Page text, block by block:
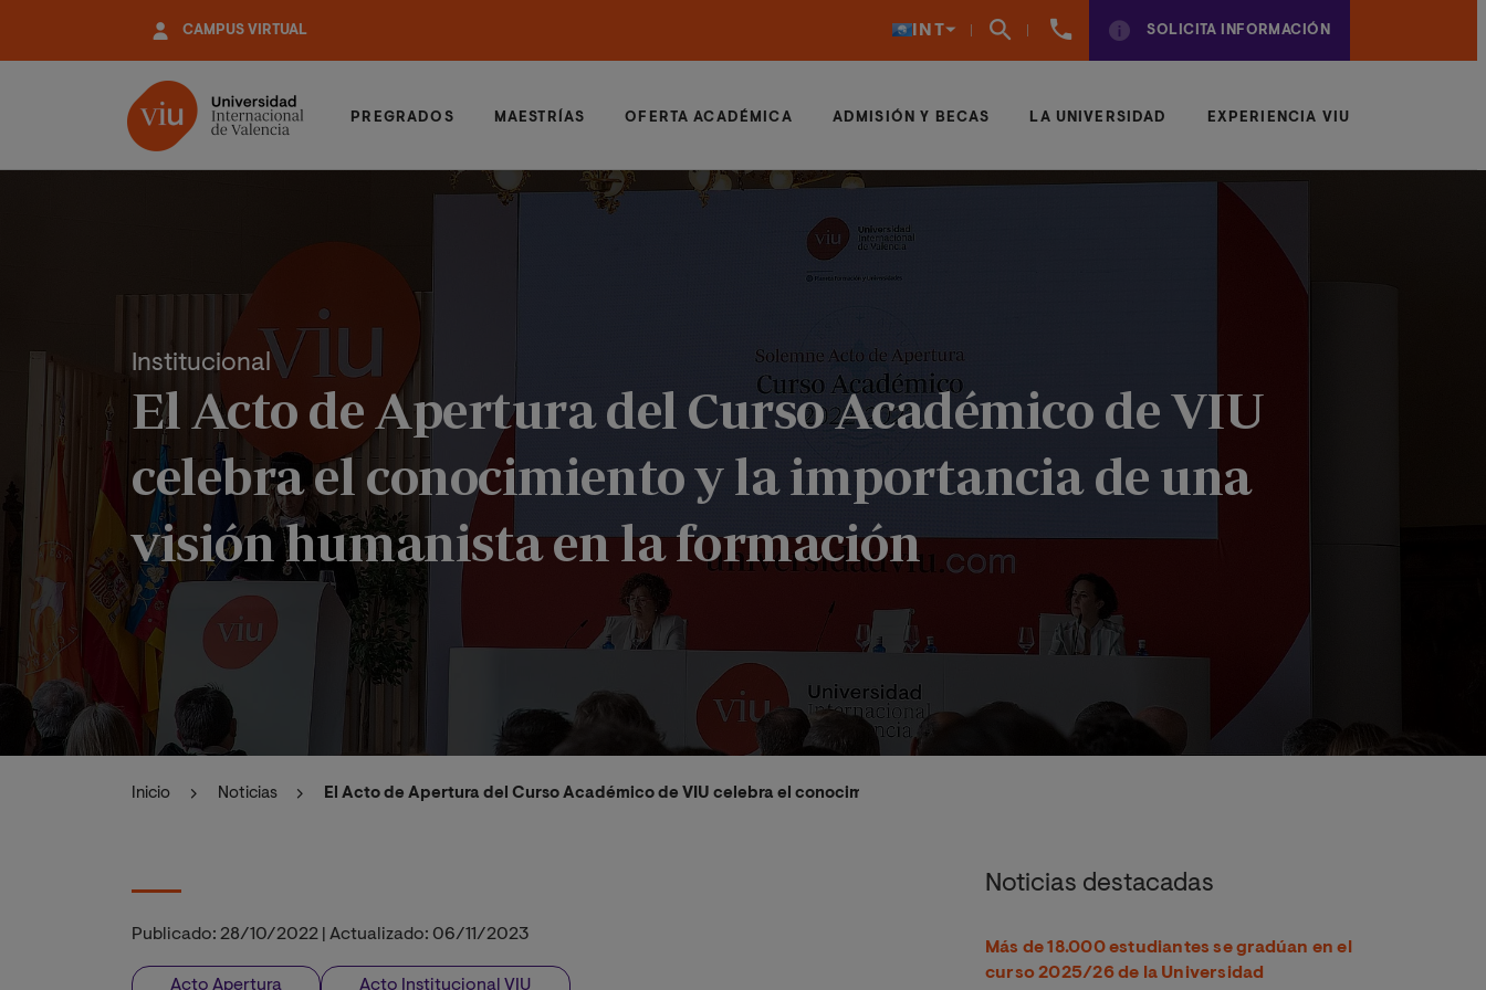
contenido
CAMPUS VIRTUAL INT
961
SOLICITA INFORMACIÓN
PREGRADOS MAESTRÍAS OFERTA ACADÉMICA ADMISIÓN Y BECAS LA UNIVERSIDAD EXPERIENCIA VIU
Institucional
El Acto de Apertura del Curso Académico de VIU
celebra el conocimiento y la importancia de una
visión humanista en la formación
Inicio Noticias El Acto de Apertura del Curso Académico de VIU celebra el conocimiento y la importancia de una visión humanista en la formación
Publicado: 28/10/2022 Actualizado: 06/11/2023
Acto Apertura Acto Institucional VIU
Noticias destacadas
Más de 18.000 estudiantes se gradúan en el
curso 2025/26 de la Universidad